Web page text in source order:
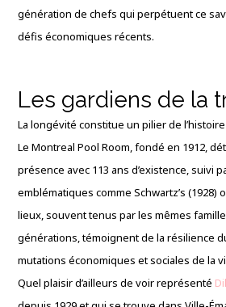
génération de chefs qui perpétuent ce
défis économiques récents.
Les gardiens de la
La longévité constitue un pilier de
Le Montreal Pool Room, fondé en 1912,
présence avec 113 ans d’existence, suivi
emblématiques comme Schwartz’s (1928)
lieux, souvent tenus par les mêmes
générations, témoignent de la résilience
mutations économiques et sociales de la
Quel plaisir d’ailleurs de voir représenté